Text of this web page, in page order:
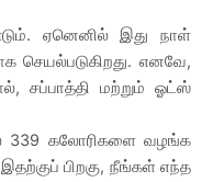
ஏனெனில் இது நாள்
செயல்படுகிறது. எனவே,
சப்பாத்தி மற்றும் ஓட்ஸ்
339 கலோரிகளை வழங்க
பிறகு, நீங்கள் எந்த